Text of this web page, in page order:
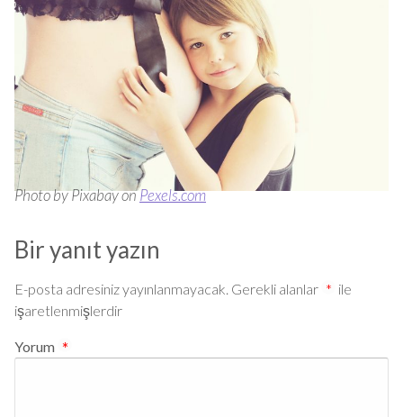
Photo by Pixabay onPexels.com
Bir yanıt yazın
E-posta adresiniz yayınlanmayacak. Gerekli alanlar * ile
işaretlenmişlerdir
Yorum *